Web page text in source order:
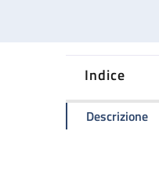
Indice
Descrizione